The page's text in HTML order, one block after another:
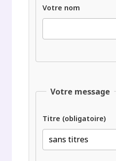
Votre nom
Votre message
Titre (obligatoire)